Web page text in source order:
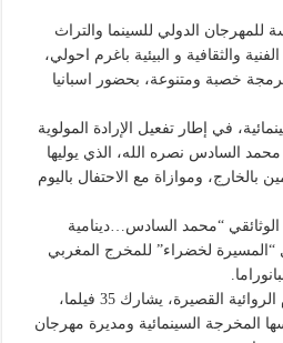
الدولي للسينما والتراث
والثقافية و البيئية باغرم احولي،
برمجة خصبة ومتنوعة، بحضور اسبانيا
في إطار تفعيل الإرادة المولوية
السادس نصره الله، الذي يوليها
بالخارج، وموازاة مع الاحتفال باليوم
“محمد السادس…دينامية
“المسيرة لخضراء” للمخرج المغربي
وفي المسابقة الرسمية للأفلام الروائية القصيرة، يشارك 35 فيلما،
المخرجة السينمائية ومديرة مهرجان